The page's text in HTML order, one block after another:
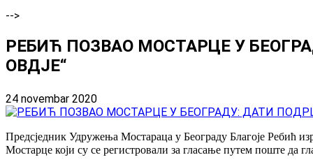
-->
РЕБИЋ ПОЗВАО МОСТАРЦЕ У
ОВДЈЕ“
24 novembar 2020
Предсједник Удружења Мостараца у Београду Благоје Ребић
Мостарце који су се регистровали за гласање путем поште да